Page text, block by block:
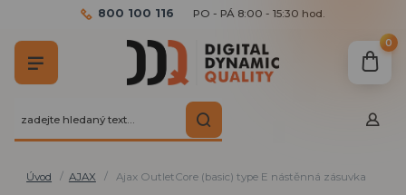
800 100 116 PO - PÁ 8:00 - 15:30 hod.
0
Úvod AJAX Ajax OutletCore (basic) type E nástěnná zásuvka